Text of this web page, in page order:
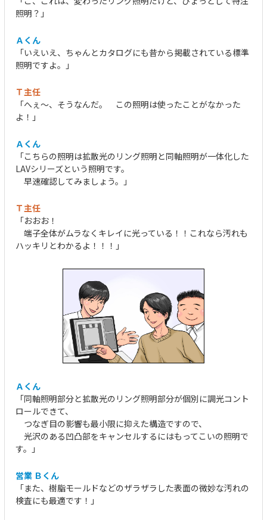
照明？」
Ａくん
「いえいえ、ちゃんとカタログにも昔から掲載されている標準
照明ですよ。」
Ｔ主任
「へぇ～、そうなんだ。 この照明は使ったことがなかった
よ！」
Ａくん
「こちらの照明は拡散光のリング照明と同軸照明が一体化した
LAVシリーズという照明です。
早速確認してみましょう。」
Ｔ主任
「おおお！
端子全体がムラなくキレイに光っている！！これなら汚れも
ハッキリとわかるよ！！！」
Ａくん
「同軸照明部分と拡散光のリング照明部分が個別に調光コント
ロールできて、
つなぎ目の影響も最小限に抑えた構造ですので、
光沢のある凹凸部をキャンセルするにはもってこいの照明で
す。」
営業 Ｂくん
「また、樹脂モールドなどのザラザラした表面の微妙な汚れの
検査にも最適です！」